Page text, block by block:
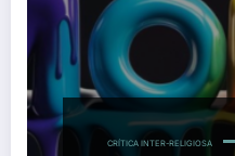
CRÍTICA INTER-RELIGIOSA